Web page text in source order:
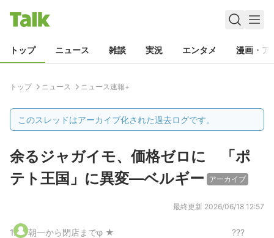
トップ ニュース 雑談 実況 エンタメ 漫画・ア
トップ ニュース ニュース速報+
このスレッドはアーカイブ化された過去ログです。
余るジャガイモ、価格ゼロに 「ポ
テト王国」に異変―ベルギー
アーカイブ
最終更新 2026/06/18 12:57
1. 朝一から閉店までφ ★ ???